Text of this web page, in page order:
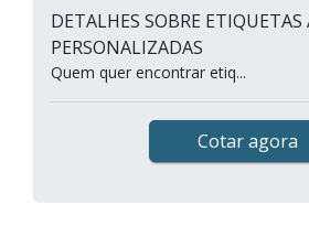
DETALHES SOBRE ETIQUETAS
PERSONALIZADAS
Quem quer encontrar etiq...
Cotar agora